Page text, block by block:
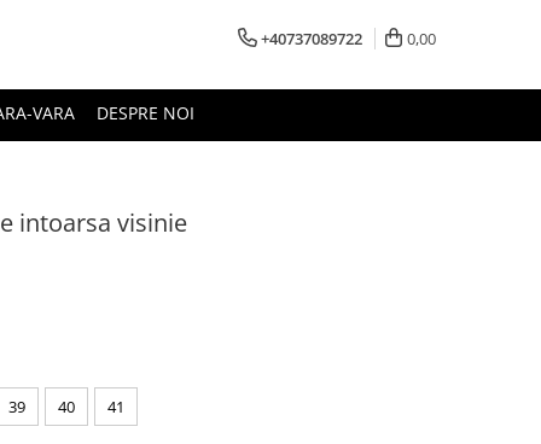
+40737089722 0,00
VARA DESPRE NOI
intoarsa visinie
39 40 41